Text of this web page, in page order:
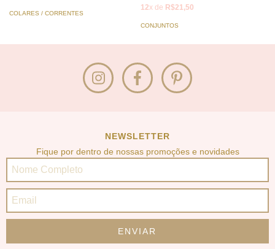
COLARES / CORRENTES
12x de R$21,50
CONJUNTOS
NEWSLETTER
Fique por dentro de nossas promoções e novidades